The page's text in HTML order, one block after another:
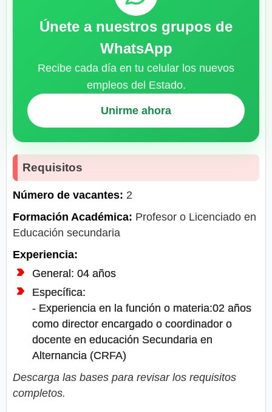
Únete a nuestros grupos de
WhatsApp
Recibe cada día en tu celular los nuevos
empleos del Estado.
Unirme ahora
Requisitos
Número de vacantes: 2
Formación Académica: Profesor o Licenciado en
Educación secundaria
Experiencia:
General: 04 años
Específica:
- Experiencia en la función o materia:02 años
como director encargado o coordinador o
docente en educación Secundaria en
Alternancia (CRFA)
Descarga las bases para revisar los requisitos
completos.